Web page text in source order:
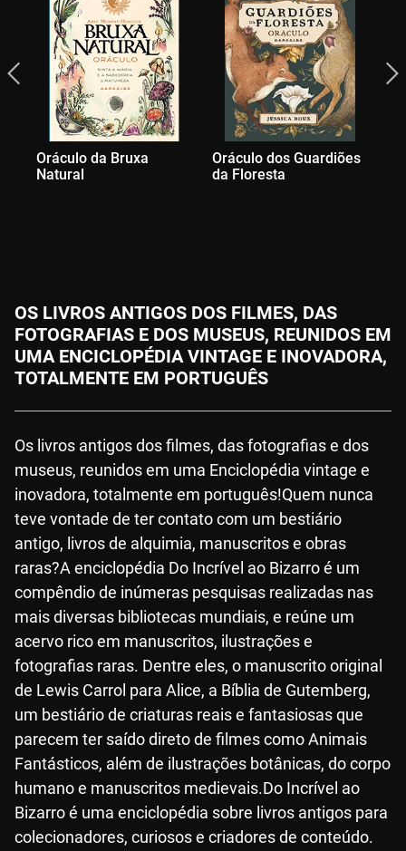
Oráculo da Bruxa
Natural
Oráculo dos Guardiões
da Floresta
OS LIVROS ANTIGOS DOS FILMES, DAS
FOTOGRAFIAS E DOS MUSEUS, REUNIDOS EM
UMA ENCICLOPÉDIA VINTAGE E INOVADORA,
TOTALMENTE EM PORTUGUÊS
Os livros antigos dos filmes, das fotografias e dos
museus, reunidos em uma Enciclopédia vintage e
inovadora, totalmente em português!Quem nunca
teve vontade de ter contato com um bestiário
antigo, livros de alquimia, manuscritos e obras
raras?A enciclopédia Do Incrível ao Bizarro é um
compêndio de inúmeras pesquisas realizadas nas
mais diversas bibliotecas mundiais, e reúne um
acervo rico em manuscritos, ilustrações e
fotografias raras. Dentre eles, o manuscrito original
de Lewis Carrol para Alice, a Bíblia de Gutemberg,
um bestiário de criaturas reais e fantasiosas que
parecem ter saído direto de filmes como Animais
Fantásticos, além de ilustrações botânicas, do corpo
humano e manuscritos medievais.Do Incrível ao
Bizarro é uma enciclopédia sobre livros antigos para
colecionadores, curiosos e criadores de conteúdo.